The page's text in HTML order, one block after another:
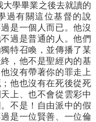
學畢業之後去就讀的
過有關這位基督的說
是一個人而已。他沒
過是普通的人。他們
特召喚，並傳播了某
，他不是聖經內的基
沒有帶著你的罪走上
他也沒有在死後從死
上、也不會從雲彩中
不是！自由派中的假
是一位賢善、一位倫